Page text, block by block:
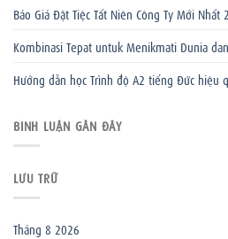
Báo Giá Đặt Tiệc Tất Niên Công Ty Mới Nhất
Kombinasi Tepat untuk Menikmati Dunia
Hướng dẫn học Trình độ A2 tiếng Đức hiệu
BÌNH LUẬN GẦN ĐÂY
LƯU TRỮ
Tháng 8 2026